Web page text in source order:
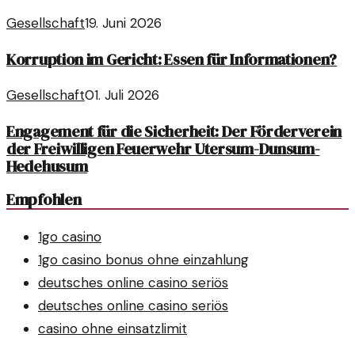
Gesellschaft19. Juni 2026
Korruption im Gericht: Essen für Informationen?
Gesellschaft01. Juli 2026
Engagement für die Sicherheit: Der Förderverein
der Freiwilligen Feuerwehr Utersum-Dunsum-
Hedehusum
Empfohlen
1go casino
1go casino bonus ohne einzahlung
deutsches online casino seriös
deutsches online casino seriös
casino ohne einsatzlimit